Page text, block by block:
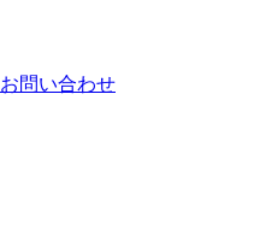
お問い合わせ